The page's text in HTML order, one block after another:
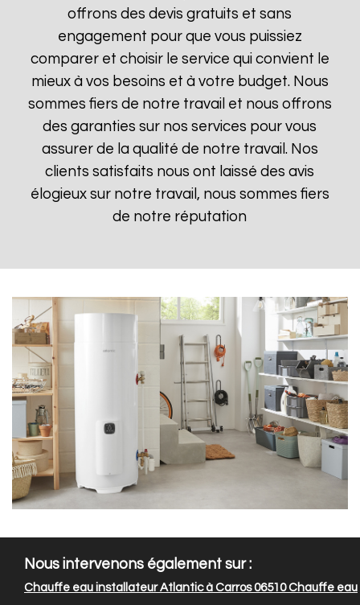
offrons des devis gratuits et sans
engagement pour que vous puissiez
comparer et choisir le service qui convient le
mieux à vos besoins et à votre budget. Nous
sommes fiers de notre travail et nous offrons
des garanties sur nos services pour vous
assurer de la qualité de notre travail. Nos
clients satisfaits nous ont laissé des avis
élogieux sur notre travail, nous sommes fiers
de notre réputation
Nous intervenons également sur :
Chauffe eau installateur Atlantic à Carros 06510Chauffe eau